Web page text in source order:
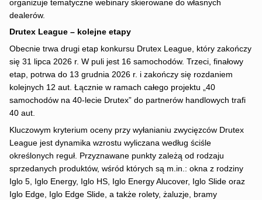
organizuje tematyczne webinary skierowane do własnych
dealerów.
Drutex League – kolejne etapy
Obecnie trwa drugi etap konkursu Drutex League, który zakończy
się 31 lipca 2026 r. W puli jest 16 samochodów. Trzeci, finałowy
etap, potrwa do 13 grudnia 2026 r. i zakończy się rozdaniem
kolejnych 12 aut. Łącznie w ramach całego projektu „40
samochodów na 40-lecie Drutex” do partnerów handlowych trafi
40 aut.
Kluczowym kryterium oceny przy wyłanianiu zwycięzców Drutex
League jest dynamika wzrostu wyliczana według ściśle
określonych reguł. Przyznawane punkty zależą od rodzaju
sprzedanych produktów, wśród których są m.in.: okna z rodziny
Iglo 5, Iglo Energy, Iglo HS, Iglo Energy Alucover, Iglo Slide oraz
Iglo Edge, Iglo Edge Slide, a także rolety, żaluzje, bramy